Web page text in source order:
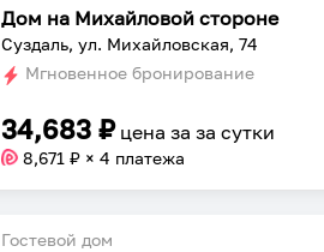
Дом на Михайловой стороне
Суздаль, ул. Михайловская, 74
Мгновенное бронирование
34,683 ₽ цена заза сутки
8,671 ₽ × 4 платежа
Гостевой дом